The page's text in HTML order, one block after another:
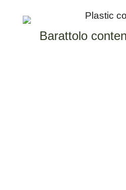
Barattolo